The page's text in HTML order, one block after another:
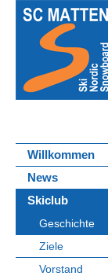
Willkommen
News
Skiclub
Geschichte
Ziele
Vorstand